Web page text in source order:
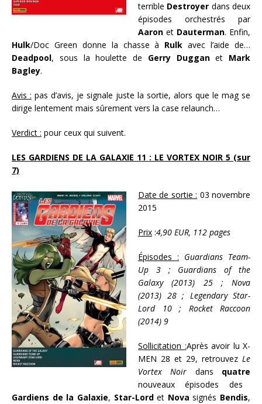
terrible Destroyer dans deux
épisodes orchestrés par
Aaron et Dauterman. Enfin,
Hulk/Doc Green donne la chasse à Rulk avec l’aide de…
Deadpool, sous la houlette de Gerry Dugganet Mark
Bagley.
Avis : pas d’avis, je signale juste la sortie, alors que le mag se
dirige lentement mais sûrement vers la case relaunch…
Verdict : pour ceux qui suivent.
LES GARDIENS DE LA GALAXIE 11 : LE VORTEX NOIR 5 (sur
7)
Date de sortie : 03 novembre
2015
Prix :4,90 EUR, 112 pages
Épisodes : Guardians Team-
Up 3 ; Guardians of the
Galaxy (2013) 25 ; Nova
(2013) 28 ; Legendary Star-
Lord 10 ; Rocket Raccoon
(2014) 9
Sollicitation :Après avoir lu X-
MEN 28 et 29, retrouvez Le
Vortex Noir dans quatre
nouveaux épisodes des
Gardiens de la Galaxie, Star-Lordet Nova signés Bendis,